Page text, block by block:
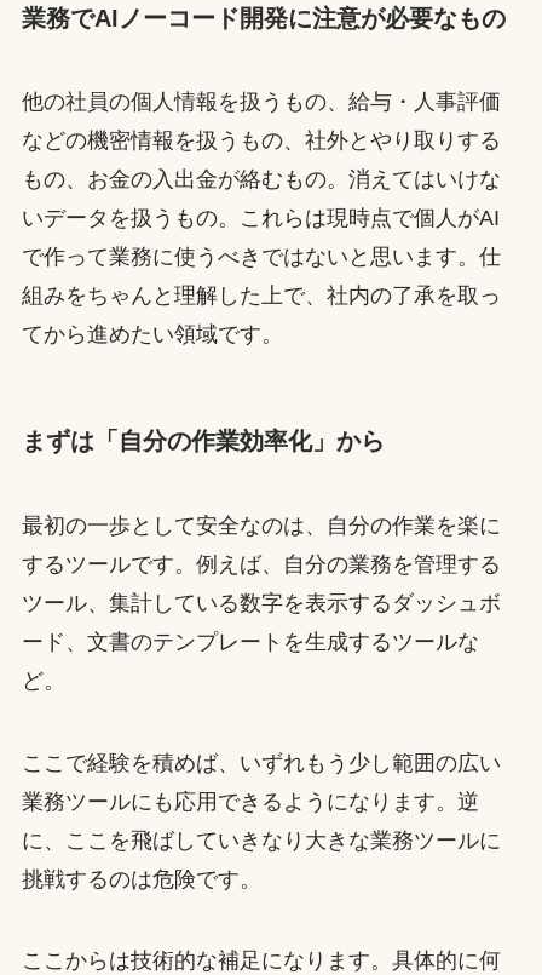
業務でAIノーコード開発に注意が必要なもの
他の社員の個人情報を扱うもの、給与・人事評価
などの機密情報を扱うもの、社外とやり取りする
もの、お金の入出金が絡むもの。消えてはいけな
いデータを扱うもの。これらは現時点で個人がAI
で作って業務に使うべきではないと思います。仕
組みをちゃんと理解した上で、社内の了承を取っ
てから進めたい領域です。
まずは「自分の作業効率化」から
最初の一歩として安全なのは、自分の作業を楽に
するツールです。例えば、自分の業務を管理する
ツール、集計している数字を表示するダッシュボ
ード、文書のテンプレートを生成するツールな
ど。
ここで経験を積めば、いずれもう少し範囲の広い
業務ツールにも応用できるようになります。逆
に、ここを飛ばしていきなり大きな業務ツールに
挑戦するのは危険です。
ここからは技術的な補足になります。具体的に何